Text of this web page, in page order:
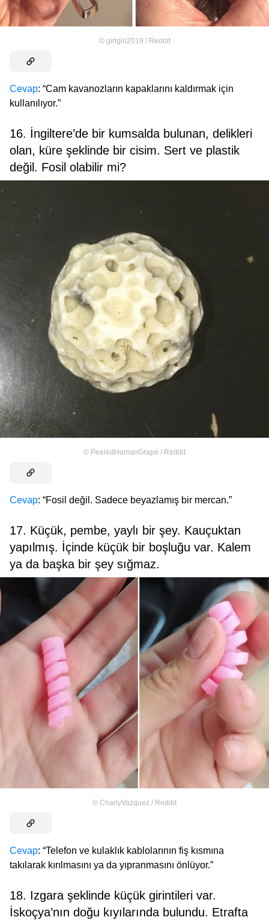
© girlgirl2019 / Reddit
Cevap: “Cam kavanozların kapaklarını kaldırmak için
kullanılıyor.”
16. İngiltere’de bir kumsalda bulunan, delikleri
olan, küre şeklinde bir cisim. Sert ve plastik
değil. Fosil olabilir mi?
© PeeledHumanGrape / Reddit
Cevap: “Fosil değil. Sadece beyazlamış bir mercan.”
17. Küçük, pembe, yaylı bir şey. Kauçuktan
yapılmış. İçinde küçük bir boşluğu var. Kalem
ya da başka bir şey sığmaz.
© CharlyVazquez / Reddit
Cevap: “Telefon ve kulaklık kablolarının fiş kısmına
takılarak kırılmasını ya da yıpranmasını önlüyor.”
18. Izgara şeklinde küçük girintileri var.
İskoçya’nın doğu kıyılarında bulundu. Etrafta